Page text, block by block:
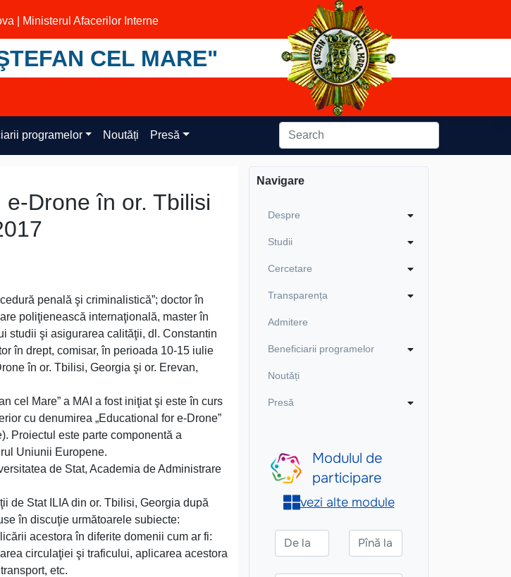
| Ministerul Afacerilor Interne
CEL MARE"
programelor Noutăți Presă
Drone în or. Tbilisi
penală şi criminalistică”; doctor în
poliţienească internaţională, master în
studii şi asigurarea calităţii, dl. Constantin
în drept, comisar, în perioada 10-15 iulie
în or. Tbilisi, Georgia şi or. Erevan,
cel Mare” a MAI a fost iniţiat şi este în curs
cu denumirea „Educational for e-Drone”
Proiectul este parte componentă a
Uniunii Europene.
de Stat, Academia de Administrare
de Stat ILIA din or. Tbilisi, Georgia după
în discuţie următoarele subiecte:
acestora în diferite domenii cum ar fi:
circulaţiei şi traficului, aplicarea acestora
etc.
Navigare
Despre
Studii
Cercetare
Transparența
Admitere
Beneficiarii programelor
Noutăți
Presă